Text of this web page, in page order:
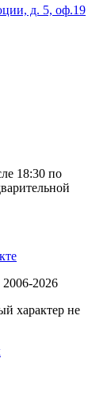
д. 5, оф.19
18:30 по
2006-2026
характер не